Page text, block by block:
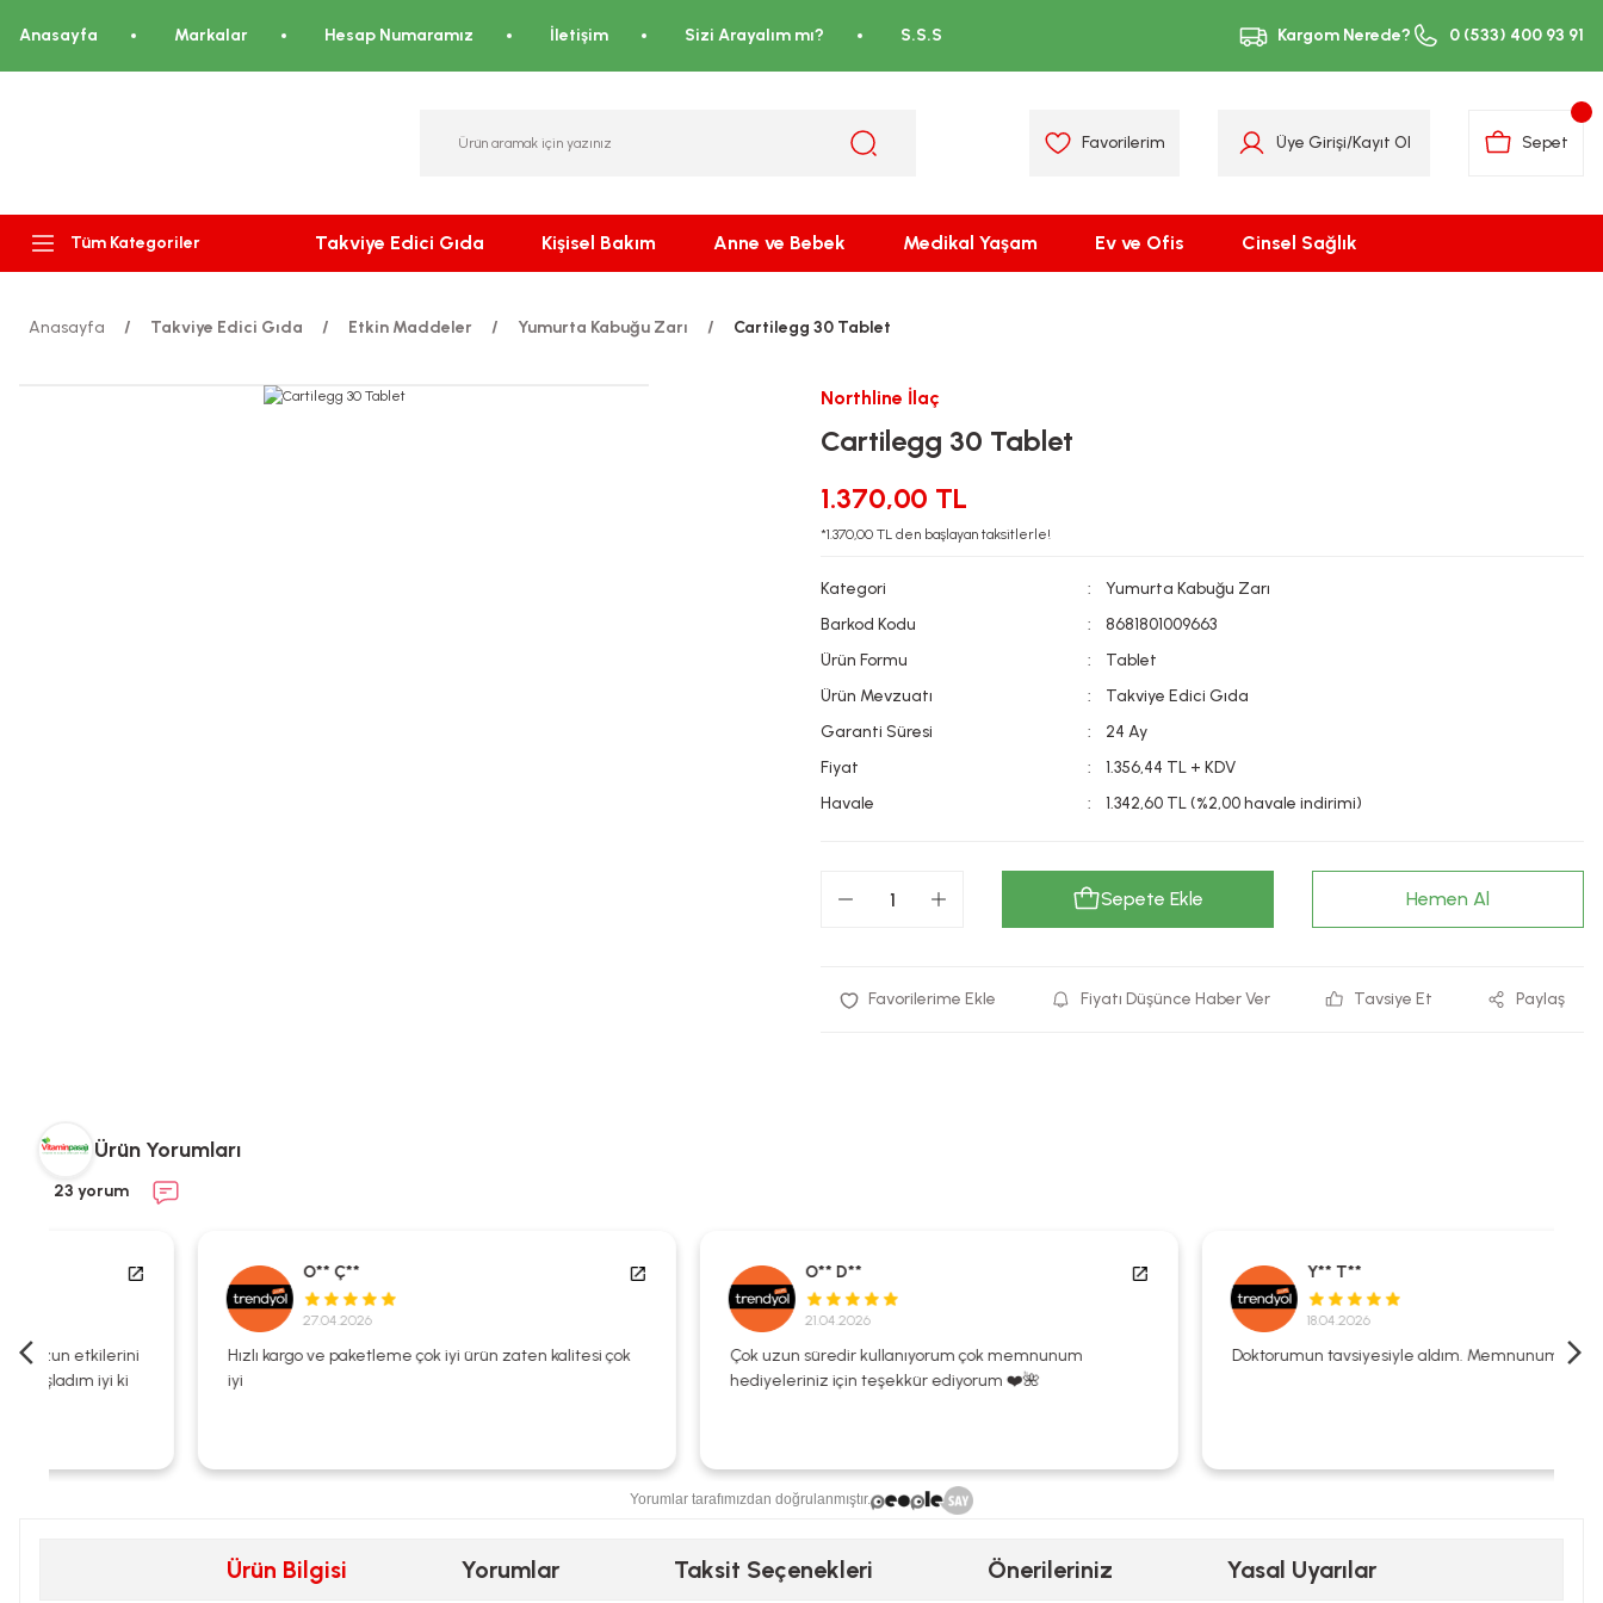
Anasayfa Markalar Hesap Numaramız İletişim Sizi Arayalım mı? S.S.S Kargom Nerede? 0 (533) 400 93 91
Favorilerim Üye Girişi/Kayıt Ol Sepet
Tüm Kategoriler Takviye Edici Gıda Kişisel Bakım Anne ve Bebek Medikal Yaşam Ev ve Ofis Cinsel Sağlık
Anasayfa Takviye Edici Gıda Etkin Maddeler Yumurta Kabuğu Zarı Cartilegg 30 Tablet
Northline İlaç
Cartilegg 30 Tablet
1.370,00 TL
*1.370,00 TL den başlayan taksitlerle!
Kategori
Yumurta Kabuğu Zarı
Barkod Kodu
8681801009663
Ürün Formu
Tablet
Ürün Mevzuatı
Takviye Edici Gıda
Garanti Süresi
24 Ay
Fiyat
1.356,44 TL + KDV
Havale
1.342,60 TL (%2,00 havale indirimi)
Sepete Ekle Hemen Al
Fiyatı Düşünce Haber Ver Tavsiye Et Paylaş
Ürün Yorumları
23 yorum
27.04.2026
Hızlı kargo ve paketleme çok iyi ürün zaten kalitesi çok
iyi
21.04.2026
Çok uzun süredir kullanıyorum çok memnunum
hediyeleriniz için teşekkür ediyorum ❤️🌺
Doktorumun tavsiyesiyle aldım. Memnunum.
Yorumlar tarafımızdan doğrulanmıştır.
Ürün Bilgisi Yorumlar Taksit Seçenekleri Önerileriniz Yasal Uyarılar